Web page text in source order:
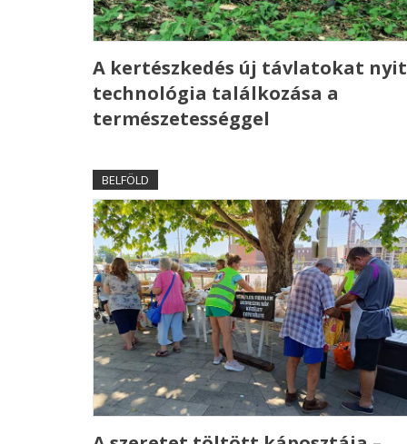
A kertészkedés új távlatokat
technológia találkozása a
természetességgel
BELFÖLD